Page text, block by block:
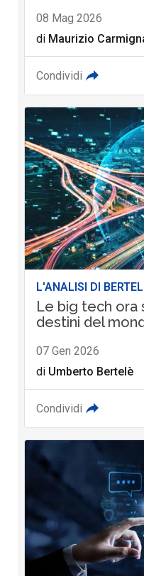
08 Mag 2026
di Maurizio
Condividi
L'ANALISI DI
Le big tech
destini del
07 Gen 2026
di Umberto Bertelè
Condividi